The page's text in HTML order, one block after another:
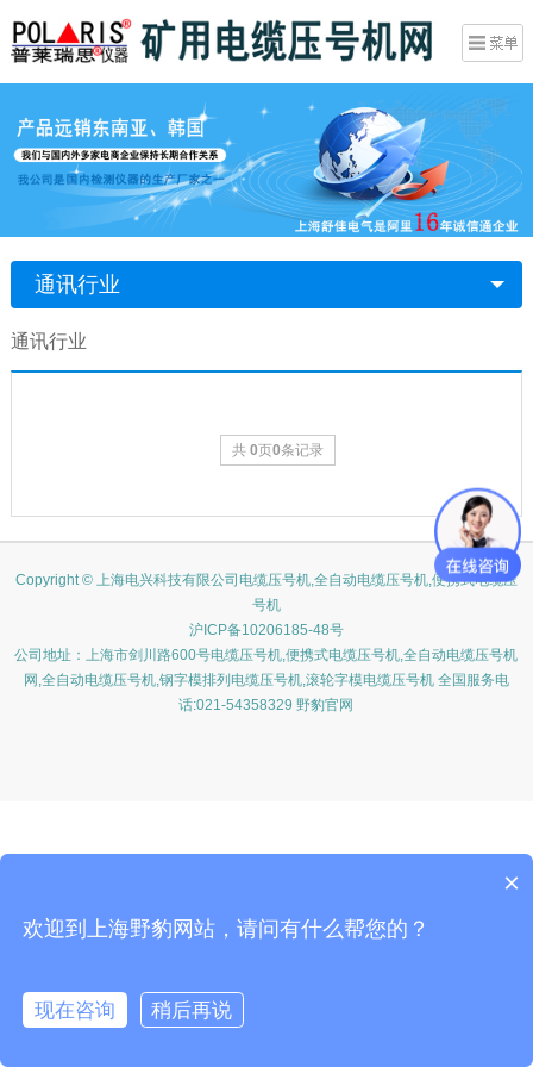
通讯行业
通讯行业
共0页0条记录
Copyright © 上海电兴科技有限公司电缆压号机,全自动电缆压号机,便携式电缆压
号机
沪ICP备10206185-48号
公司地址：上海市剑川路600号电缆压号机,便携式电缆压号机,全自动电缆压号机
网,全自动电缆压号机,钢字模排列电缆压号机,滚轮字模电缆压号机 全国服务电
话:021-54358329 野豹官网
×
欢迎到上海野豹网站，请问有什么帮您的？
现在咨询
稍后再说
在线咨询